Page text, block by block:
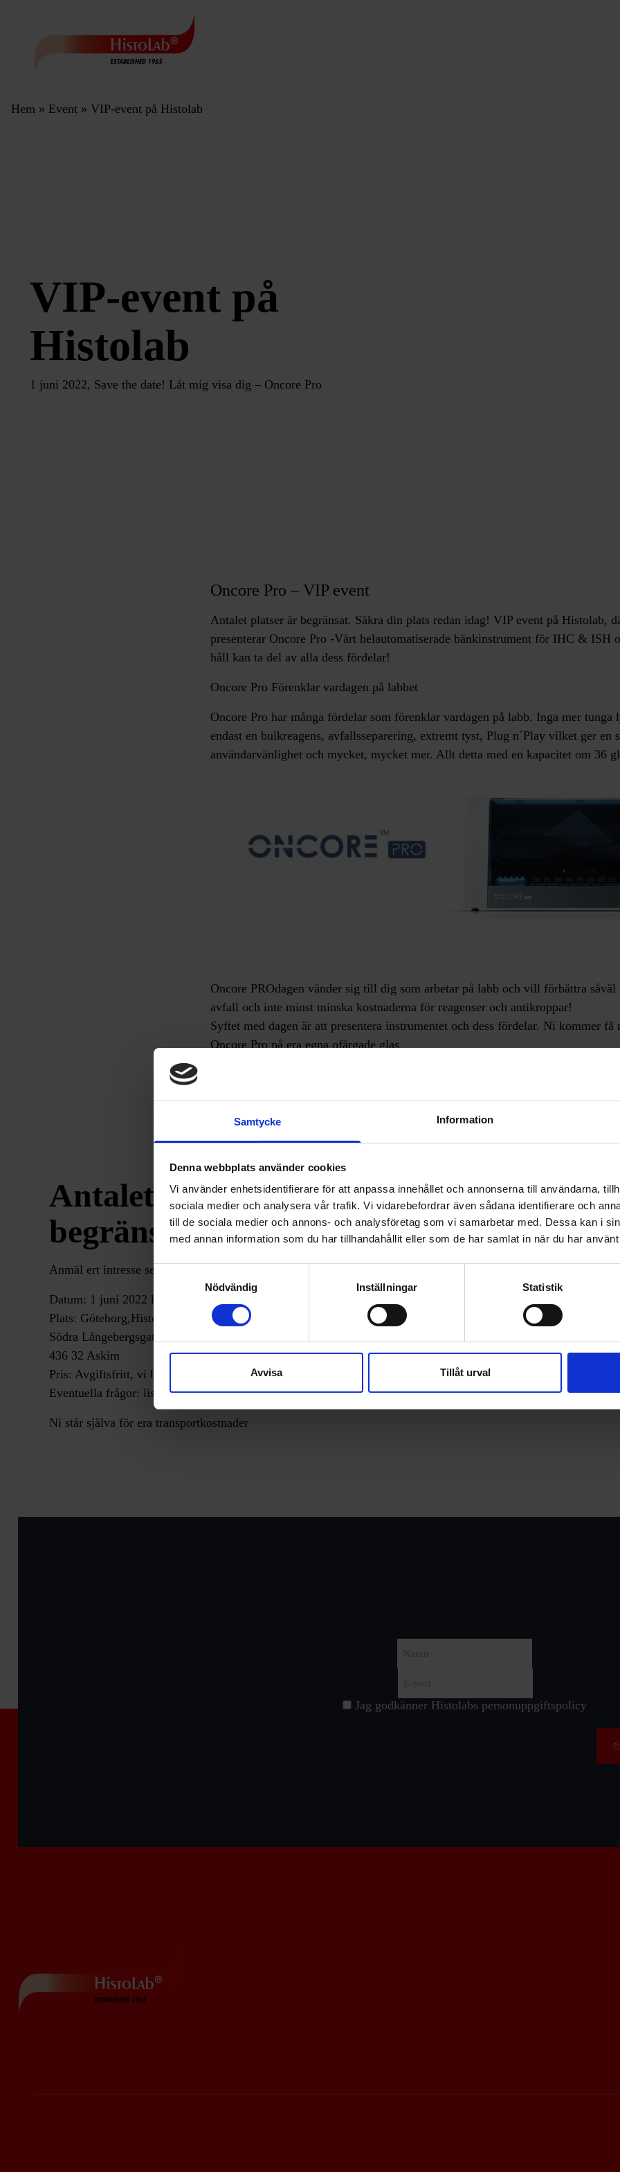
Samtycke Information
Denna webbplats använder cookies
Vi använder enhetsidentifierare för att anpassa innehållet och annonserna till användarna,
sociala medier och analysera vår trafik. Vi vidarebefordrar även sådana identifierare och
till de sociala medier och annons- och analysföretag som vi samarbetar med. Dessa kan i
med annan information som du har tillhandahållit eller som de har samlat in när du har
Samtyckesval
Nödvändig
Inställningar Statistik
Avvisa Tillåt urval
Hem » Event » VIP-event på Histolab
VIP-event på
Histolab
1 juni 2022, Save the date! Låt mig visa dig – Oncore Pro
Oncore Pro – VIP event
Antalet platser är begränsat. Säkra din plats redan idag! VIP event på Histolab,
presenterar Oncore Pro -Vårt helautomatiserade bänkinstrument för IHC & ISH
håll kan ta del av alla dess fördelar!
Oncore Pro Förenklar vardagen på labbet
Oncore Pro har många fördelar som förenklar vardagen på labb. Inga mer tunga
endast en bulkreagens, avfallsseparering, extremt tyst, Plug n´Play vilket ger en
användarvänlighet och mycket, mycket mer. Allt detta med en kapacitet om 36
Oncore PROdagen vänder sig till dig som arbetar på labb och vill förbättra
avfall och inte minst minska kostnaderna för reagenser och antikroppar!
Syftet med dagen är att presentera instrumentet och dess fördelar. Ni kommer få
Oncore Pro på era egna ofärgade glas
Vi välkomnar er att ta med egna ofärgade (max 3 per person) glas som vi färgar
Antalet platser är
begränsat
Anmäl ert intresse senast den 9 maj 2022
Datum: 1 juni 2022 kl. 09.00 – 14.00
Plats: Göteborg,Histolab Products AB
Södra Långebergsgatan 36
436 32 Askim
Pris: Avgiftsfritt, vi bjuder på Lunch och fika
Eventuella frågor: lisa.viberg@histolab.se
Ni står själva för era transportkostnader
Namn
First
E-
post(Required)
Samtycke
Jag godkänner Histolabs personuppgiftspolicy